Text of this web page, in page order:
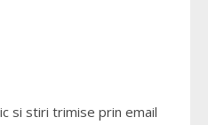
si stiri trimise prin email